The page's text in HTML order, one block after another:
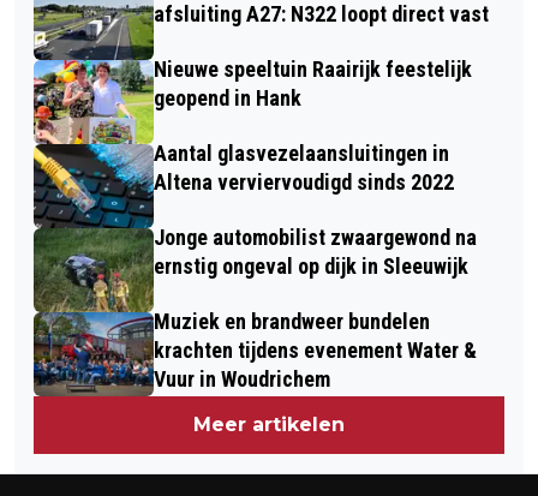
afsluiting A27: N322 loopt direct vast
Nieuwe speeltuin Raairijk feestelijk
geopend in Hank
Aantal glasvezelaansluitingen in
Altena verviervoudigd sinds 2022
Jonge automobilist zwaargewond na
ernstig ongeval op dijk in Sleeuwijk
Muziek en brandweer bundelen
krachten tijdens evenement Water &
Vuur in Woudrichem
Meer artikelen